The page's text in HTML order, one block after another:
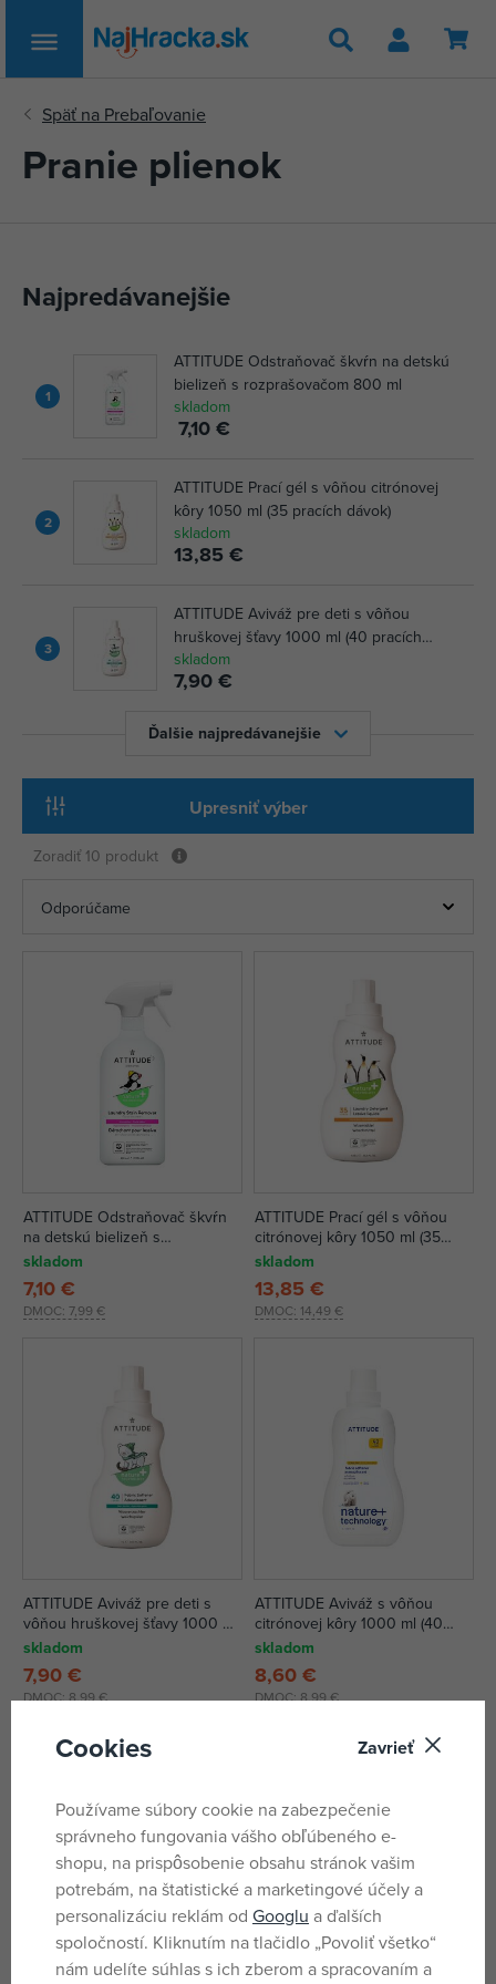
Hľadať
Pranie plienok
Najpredávanejšie
1
ATTITUDE Odstraňovač škvŕn na detskú
bielizeň s rozprašovačom 800 ml
skladom
7,10 €
2
ATTITUDE Prací gél s vôňou citrónovej
kôry 1050 ml (35 pracích dávok)
skladom
13,85 €
3
ATTITUDE Aviváž pre deti s vôňou
hruškovej šťavy 1000 ml (40 pracích
dávok)
skladom
7,90 €
Ďalšie najpredávanejšie
Upresniť výber
Zoradiť 10 produkt
ATTITUDE Odstraňovač škvŕn
na detskú bielizeň s
rozprašovačom 800 ml
skladom
DMOC: 7,99 €
7,10 €
ATTITUDE Prací gél s vôňou
citrónovej kôry 1050 ml (35
pracích dávok)
skladom
DMOC: 14,49 €
13,85 €
ATTITUDE Aviváž pre deti s
vôňou hruškovej šťavy 1000 ml
(40 pracích dávok)
skladom
DMOC:8,99 €
7,90 €
ATTITUDE Aviváž s vôňou
citrónovej kôry 1000 ml (40
pracích dávok)
skladom
DMOC:8,99 €
8,60 €
Cookies Zavrieť
Používame súbory cookie na zabezpečenie
správneho fungovania vášho obľúbeného e-
shopu, na prispôsobenie obsahu stránok vašim
potrebám, na štatistické a marketingové účely a
personalizáciu reklám od Googlu a ďalších
spoločností. Kliknutím na tlačidlo „Povoliť všetko“
nám udelíte súhlas s ich zberom a spracovaním a